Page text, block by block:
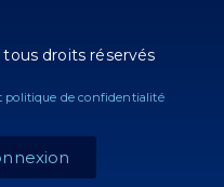
droits réservés
politique de confidentialité